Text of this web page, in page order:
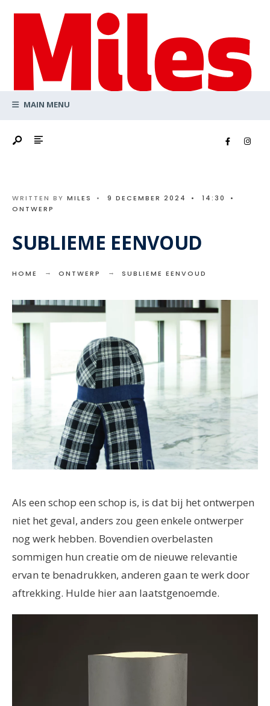
content
MAIN MENU
WRITTEN BY MILES • 9 DECEMBER 2024 • 14:30
•
ONTWERP
SUBLIEME EENVOUD
HOME ONTWERP SUBLIEME EENVOUD
Als een schop een schop is, is dat bij het ontwerpen
niet het geval, anders zou geen enkele ontwerper
nog werk hebben. Bovendien overbelasten
sommigen hun creatie om de nieuwe relevantie
ervan te benadrukken, anderen gaan te werk door
aftrekking. Hulde hier aan laatstgenoemde.